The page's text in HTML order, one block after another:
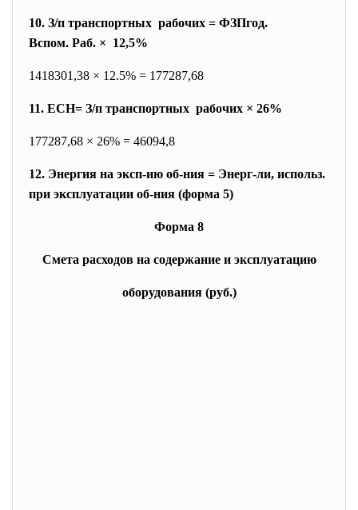
10. З/п транспортных рабочих = ФЗПгод.
Вспом. Раб. × 12,5%
1418301,38 × 12.5% = 177287,68
11. ЕСН= З/п транспортных рабочих × 26%
177287,68 × 26% = 46094,8
12. Энергия на эксп-ию об-ния = Энерг-ли, использ.
при эксплуатации об-ния (форма 5)
Форма 8
Смета расходов на содержание и эксплуатацию
оборудования (руб.)